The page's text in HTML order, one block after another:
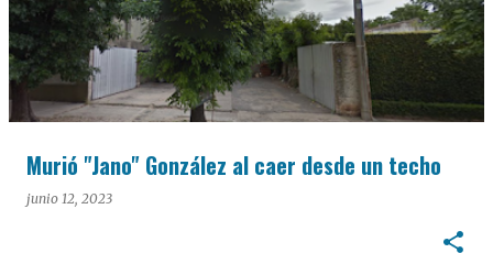
nuestros contenidos.
Murió "Jano" González al caer desde un techo
junio 12, 2023